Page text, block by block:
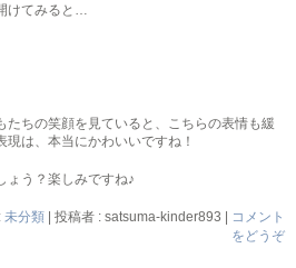
けてみると…
たちの笑顔を見ていると、こちらの表情も緩
は、本当にかわいいですね！
ょう？楽しみですね♪
未分類 | 投稿者 : satsuma-kinder893 | コメント
をどうぞ